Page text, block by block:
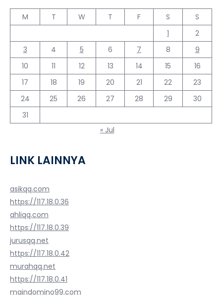
M T W T F S
S
1
2
3
4 5 6 7 8
9
10
11 12 13 14 15
16
17
18 19 20 21 22
23
24
25 26 27 28 29
30
31
« Jul
LINK LAINNYA
asikqq.com
https://117.18.0.36
ahliqq.com
https://117.18.0.39
jurusqq.net
https://117.18.0.42
murahqq.net
https://117.18.0.41
maindomino99.com